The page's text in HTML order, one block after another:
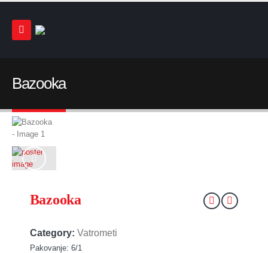
Bazooka
Bazooka
Category: Vatrometi
Pakovanje: 6/1